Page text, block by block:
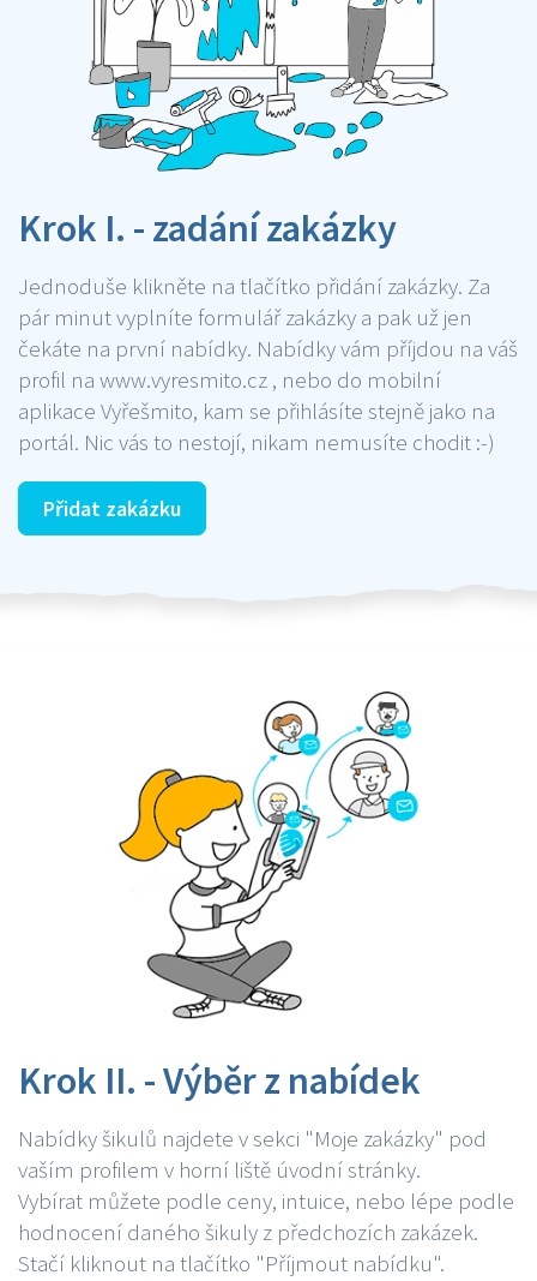
Krok I. - zadání zakázky
Jednoduše klikněte na tlačítko přidání zakázky. Za
pár minut vyplníte formulář zakázky a pak už jen
čekáte na první nabídky. Nabídky vám příjdou na váš
profil na www.vyresmito.cz , nebo do mobilní
aplikace Vyřešmito, kam se přihlásíte stejně jako na
portál. Nic vás to nestojí, nikam nemusíte chodit :-)
Přidat zakázku
Krok II. - Výběr z nabídek
Nabídky šikulů najdete v sekci "Moje zakázky" pod
vaším profilem v horní liště úvodní stránky.
Vybírat můžete podle ceny, intuice, nebo lépe podle
hodnocení daného šikuly z předchozích zakázek.
Stačí kliknout na tlačítko "Příjmout nabídku".